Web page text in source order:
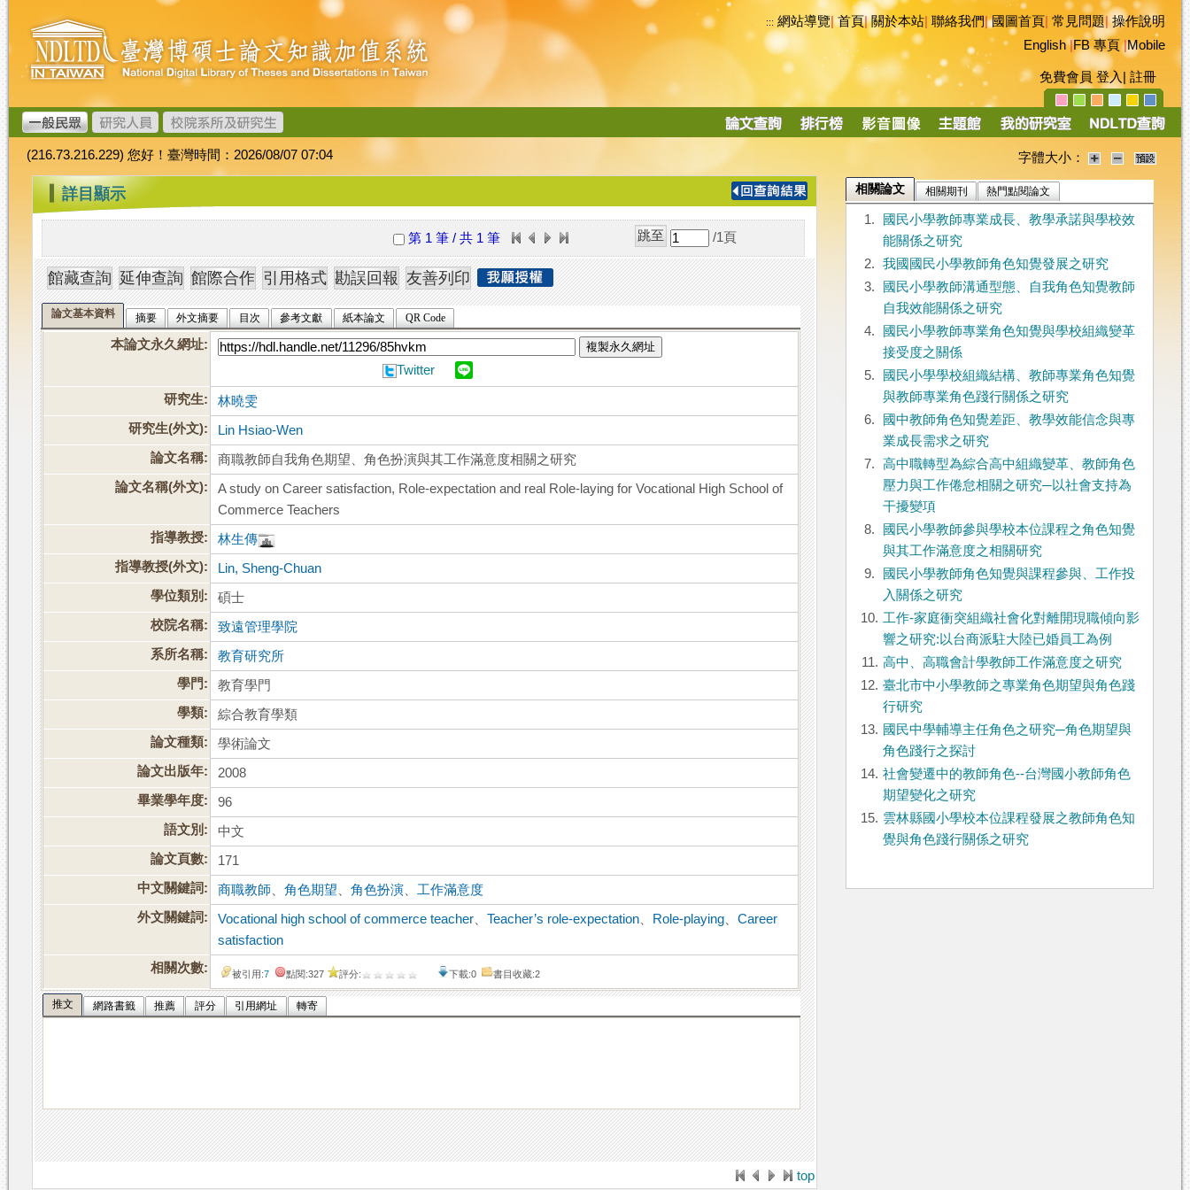
跳
到
主
要
內
容
臺
灣
博
碩
士
論
文
加
值
系
統
::: 網站導覽|首頁|關於本站 聯絡我們|國圖首頁 常見問題|操作說明
English|FB 專頁|Mobile
免費會員 登入 註冊
導
(216.73.216.229) 您好！臺灣時間：2026/08/07 07:04 字體大小：
::: 詳目顯示
第 1 筆 / 共 1 筆 /1 頁
論文基本資料 摘要 外文摘要 目次 參考文獻 紙本論文 QR Code
本論文永久網址: 複製永久網址
Twitter
研究生:
林曉雯
研究生(外文):
Lin Hsiao-Wen
論文名稱:
商職教師自我角色期望、角色扮演與其工作滿意度相關之研究
論文名稱(外文):
A study on Career satisfaction, Role-expectation and real Role-laying for Vocational High School of
Commerce Teachers
指導教授:
林生傳
指導教授(外文):
Lin, Sheng-Chuan
學位類別:
碩士
校院名稱:
致遠管理學院
系所名稱:
教育研究所
學門:
教育學門
學類:
綜合教育學類
論文種類:
學術論文
論文出版年:
2008
畢業學年度:
96
語文別:
中文
論文頁數:
171
中文關鍵詞:
商職教師 、角色期望 、角色扮演
工作滿意度
外文關鍵詞:
Vocational high school of commerce teacher 、Teacher’s role-expectation Role-playing 、Career
satisfaction
相關次數:
被引用:7 點閱:327 評分: 下載:0 書目收藏:2
推文 網路書籤 推薦 評分 引用網址 轉寄
top
相關論文 相關期刊 熱門點閱論文
1.
國民小學教師專業成長、教學承諾與學校效
能關係之研究
2.
我國國民小學教師角色知覺發展之研究
3.
國民小學教師溝通型態、自我角色知覺教師
自我效能關係之研究
4.
國民小學教師專業角色知覺與學校組織變革
接受度之關係
5.
國民小學學校組織結構、教師專業角色知覺
與教師專業角色踐行關係之研究
6.
國中教師角色知覺差距、教學效能信念與專
業成長需求之研究
7.
高中職轉型為綜合高中組織變革、教師角色
壓力與工作倦怠相關之研究─以社會支持為
干擾變項
8.
國民小學教師參與學校本位課程之角色知覺
與其工作滿意度之相關研究
9.
國民小學教師角色知覺與課程參與、工作投
入關係之研究
10. 工作-家庭衝突組織社會化對離開現職傾向影
響之研究:以台商派駐大陸已婚員工為例
11. 高中、高職會計學教師工作滿意度之研究
12. 臺北市中小學教師之專業角色期望與角色踐
行研究
13. 國民中學輔導主任角色之研究─角色期望與
角色踐行之探討
14. 社會變遷中的教師角色--台灣國小教師角色
期望變化之研究
15. 雲林縣國小學校本位課程發展之教師角色知
覺與角色踐行關係之研究